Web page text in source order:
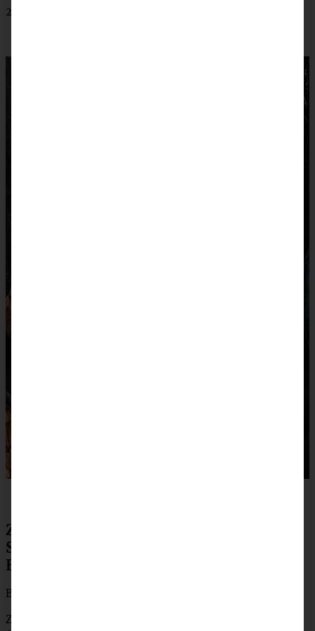
20 g Kokosfett
Zubereitung Erdnussbutter-
Schokoladenkuchen mit gerösteten
Erdnüssen vegan
Backofen auf 160° C Ober- und Unterhitze vorheizen.
Zunächst die Milch in eine Schüssel geben und den